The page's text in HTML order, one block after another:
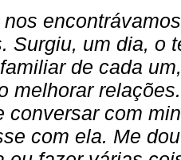
nos
Surgiu, um dia, o
de cada
melhorar
conversar com
com ela. Me